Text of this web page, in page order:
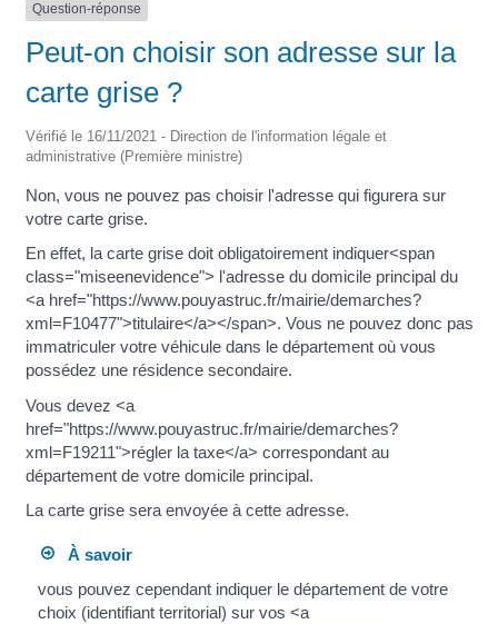
Question-réponse
Peut-on choisir son adresse sur la
carte grise ?
Vérifié le 16/11/2021 - Direction de l'information légale et
administrative (Première ministre)
Non, vous ne pouvez pas choisir l'adresse qui figurera sur
votre carte grise.
En effet, la carte grise doit obligatoirement indiquer<span
class="miseenevidence"> l'adresse du domicile principal du
<a href="https://www.pouyastruc.fr/mairie/demarches?
xml=F10477">titulaire</a></span>. Vous ne pouvez donc pas
immatriculer votre véhicule dans le département où vous
possédez une résidence secondaire.
Vous devez <a
href="https://www.pouyastruc.fr/mairie/demarches?
xml=F19211">régler la taxe</a> correspondant au
département de votre domicile principal.
La carte grise sera envoyée à cette adresse.
À savoir
vous pouvez cependant indiquer le département de votre
choix (identifiant territorial) sur vos <a